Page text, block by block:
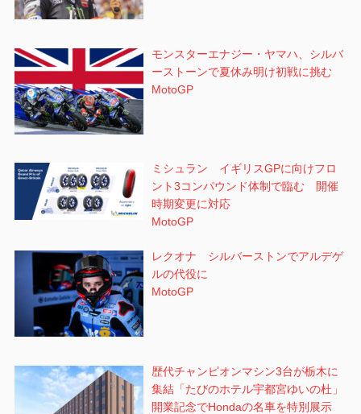
モンスターエナジー・ヤマハ、シルバ
ーストーンで夏休み明け初戦に挑む
MotoGP
ミシュラン イギリスGPに向けフロ
ント3コンパウンド体制で臨む 開催
時期変更に対応
MotoGP
レクオナ シルバーストンでアルデゲ
ルの代役に
MotoGP
歴代チャンピオンマシン3台が栃木に
集結「たびのホテル宇都宮ゆいの杜」
開業記念でHondaの名車を特別展示